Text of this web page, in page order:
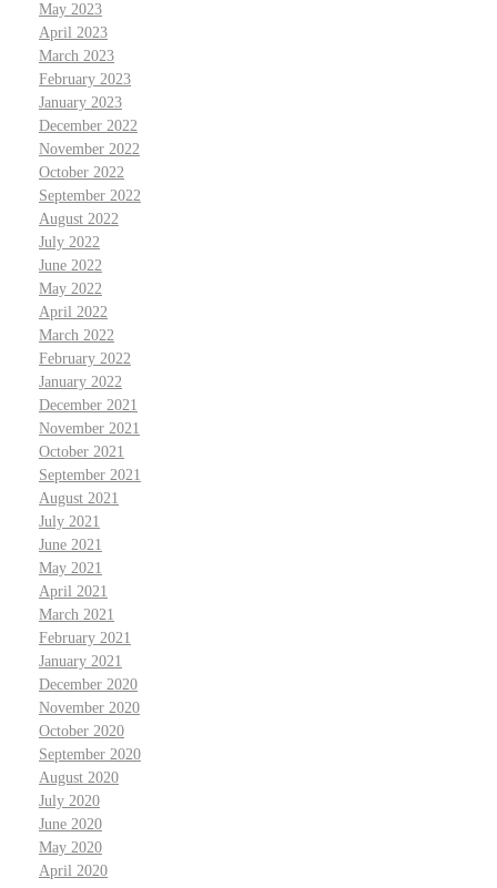
May 2023
April 2023
March 2023
February 2023
January 2023
December 2022
November 2022
October 2022
September 2022
August 2022
July 2022
June 2022
May 2022
April 2022
March 2022
February 2022
January 2022
December 2021
November 2021
October 2021
September 2021
August 2021
July 2021
June 2021
May 2021
April 2021
March 2021
February 2021
January 2021
December 2020
November 2020
October 2020
September 2020
August 2020
July 2020
June 2020
May 2020
April 2020